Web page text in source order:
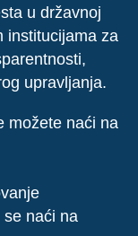
u državnoj
institucijama za
upravljanja.
možete naći na
naći na